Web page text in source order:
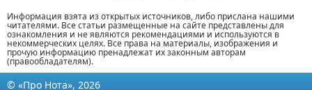
Информация взята из открытых источников, либо прислана нашими
читателями. Все статьи размещенные на сайте представлены для
ознакомления и не являются рекомендациями и используются в
некоммерческих целях. Все права на материалы, изображения и
прочую информацию пренадлежат их законным авторам
(правообладателям).
© «Про Нота», 2026